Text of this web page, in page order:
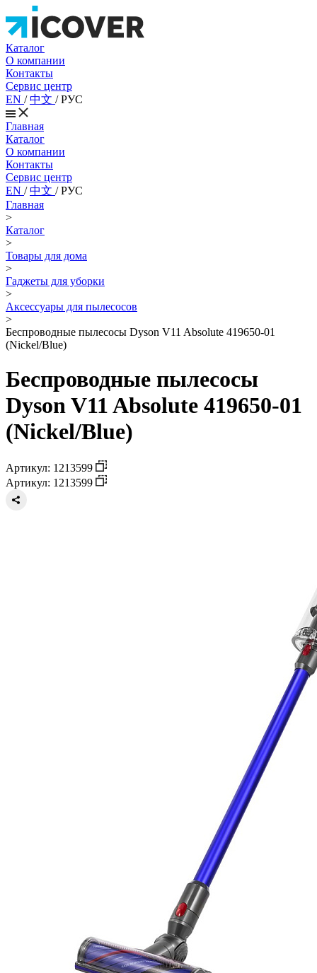
Каталог
О компании
Контакты
Сервис центр
EN /中文 /РУС
Главная
Каталог
О компании
Контакты
Сервис центр
EN /中文 /РУС
Главная
>
Каталог
>
Товары для дома
>
Гаджеты для уборки
>
Аксессуары для пылесосов
>
Беспроводные пылесосы Dyson V11 Absolute 419650-01
(Nickel/Blue)
Беспроводные пылесосы
Dyson V11 Absolute 419650-01
(Nickel/Blue)
Артикул: 1213599
Артикул: 1213599